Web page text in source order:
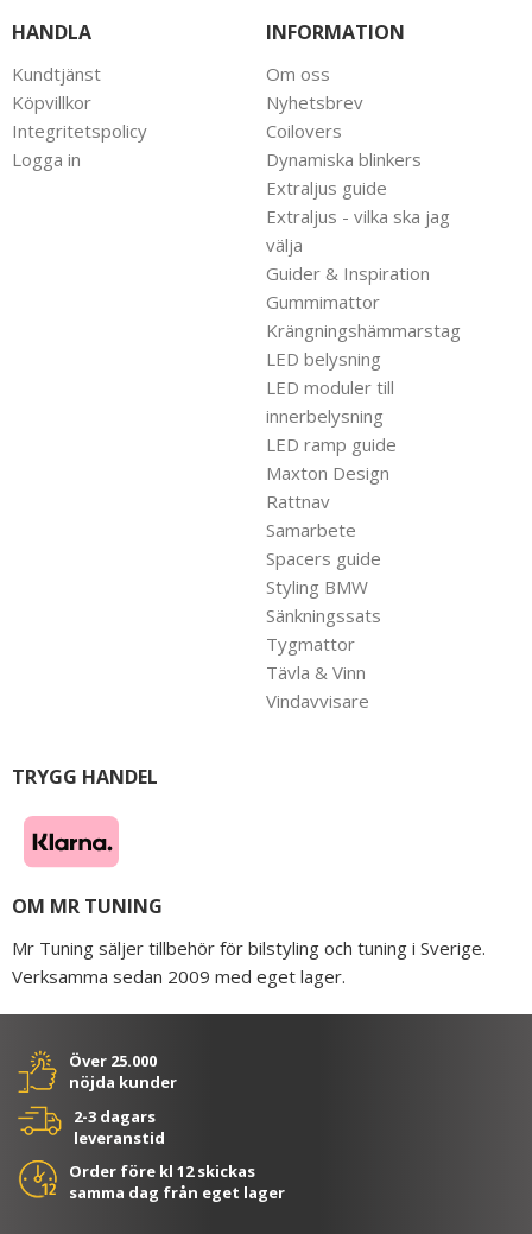
HANDLA
Kundtjänst
Köpvillkor
Integritetspolicy
Logga in
INFORMATION
Om oss
Nyhetsbrev
Coilovers
Dynamiska blinkers
Extraljus guide
Extraljus - vilka ska jag
välja
Guider & Inspiration
Gummimattor
Krängningshämmarstag
LED belysning
LED moduler till
innerbelysning
LED ramp guide
Maxton Design
Rattnav
Samarbete
Spacers guide
Styling BMW
Sänkningssats
Tygmattor
Tävla & Vinn
Vindavvisare
TRYGG HANDEL
OM MR TUNING
Mr Tuning säljer tillbehör för bilstyling och tuning i Sverige.
Verksamma sedan 2009 med eget lager.
Över 25.000
nöjda kunder
2-3 dagars
leveranstid
Order före kl 12 skickas
samma dag från eget lager